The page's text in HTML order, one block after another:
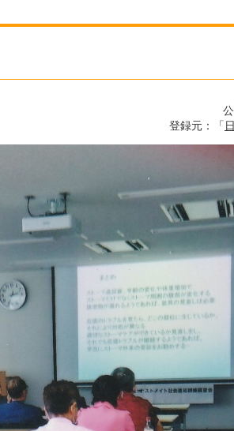
登録元：「